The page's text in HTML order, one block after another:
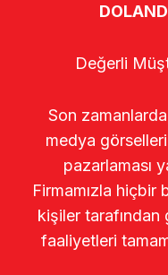
Değerli
Son
medya görselleri
pazarlaması
Firmamızla hiçbir
kişiler tarafından
faaliyetleri